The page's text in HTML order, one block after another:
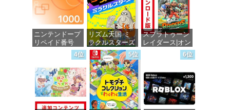
ニンテンドープ
リペイド番号
1000円|オンラ
インコード版
価格：¥1,000
リズム天国 ミ
ラクルスターズ
-Switch
価格：¥5,595
スプラトゥーン
レイダース|オン
ラインコード版
4位 5位 6位